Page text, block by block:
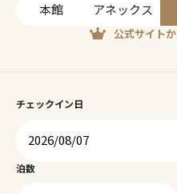
公式サイト
本館 アネックス
チェックイン日
泊数